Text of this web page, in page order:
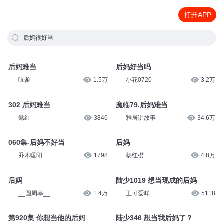
打开APP
后妈很好当
后妈难当
吭爹 1.5万
302 后妈难当
懿红 3846
060集-后妈不好当
乔木暖阳 1798
后妈
__圆周率__ 1.4万
第920集 你想当他的后妈
后妈好当吗
小花0720 3.2万
魔临79.后妈难当
雅居讲故事 34.6万
后妈
杨红樱 4.8万
陆少1019 想当现成的后妈
王可爱咩 5118
陆少346 想当我后妈了？